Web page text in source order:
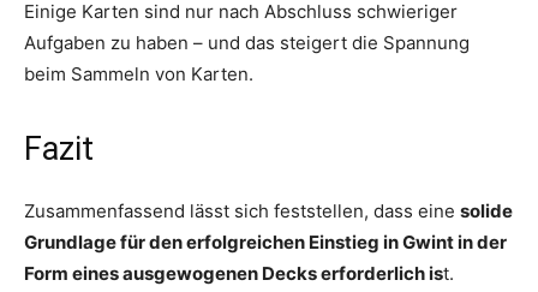
Einige Karten sind nur nach Abschluss schwieriger
Aufgaben zu haben – und das steigert die Spannung
beim Sammeln von Karten.
Fazit
Zusammenfassend lässt sich feststellen, dass eine solide
Grundlage für den erfolgreichen Einstieg in Gwint in der
Form eines ausgewogenen Decks erforderlich ist.